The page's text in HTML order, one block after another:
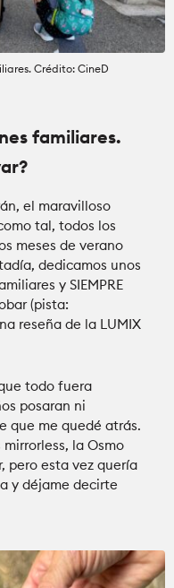
Crédito: CineD
familiares.
el maravilloso
tal, todos los
meses de verano
dedicamos unos
y SIEMPRE
(pista:
reseña de la LUMIX
todo fuera
posaran ni
que me quedé atrás.
la Osmo
pero esta vez quería
y déjame decirte